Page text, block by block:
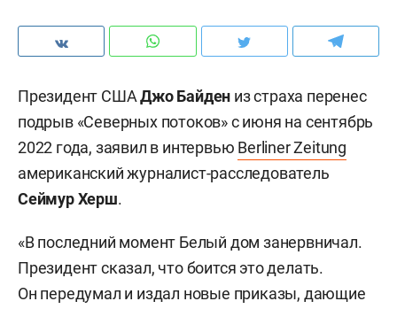
Президент СШАДжо Байден из страха перенес
подрыв «Северных потоков» с июня на сентябрь
2022 года, заявил в интервью Berliner Zeitung
американский журналист-расследователь
Сеймур Херш.
«В последний момент Белый дом занервничал.
Президент сказал, что боится это делать.
Он передумал и издал новые приказы, дающие